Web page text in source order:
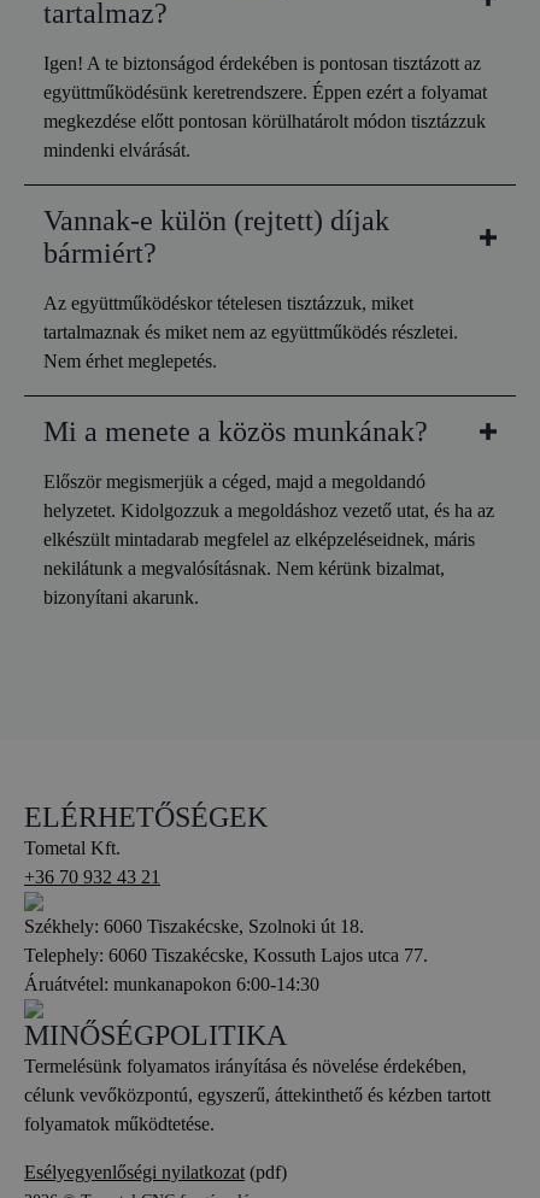
tartalmaz?
Igen! A te biztonságod érdekében is pontosan tisztázott az
együttműködésünk keretrendszere. Éppen ezért a folyamat
megkezdése előtt pontosan körülhatárolt módon tisztázzuk
mindenki elvárását.
Vannak-e külön (rejtett) díjak
bármiért?
Az együttműködéskor tételesen tisztázzuk, miket
tartalmaznak és miket nem az együttműködés részletei.
Nem érhet meglepetés.
Mi a menete a közös munkának?
Először megismerjük a céged, majd a megoldandó
helyzetet. Kidolgozzuk a megoldáshoz vezető utat, és ha az
elkészült mintadarab megfelel az elképzeléseidnek, máris
nekilátunk a megvalósításnak. Nem kérünk bizalmat,
bizonyítani akarunk.
ELÉRHETŐSÉGEK
Tometal Kft.
+36 70 932 43 21
Székhely: 6060 Tiszakécske, Szolnoki út 18.
Telephely: 6060 Tiszakécske, Kossuth Lajos utca 77.
Áruátvétel: munkanapokon 6:00-14:30
MINŐSÉGPOLITIKA
Termelésünk folyamatos irányítása és növelése érdekében,
célunk vevőközpontú, egyszerű, áttekinthető és kézben tartott
folyamatok működtetése.
Esélyegyenlőségi nyilatkozat (pdf)